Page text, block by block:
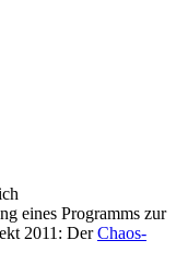
eines Programms zur
2011: DerChaos-